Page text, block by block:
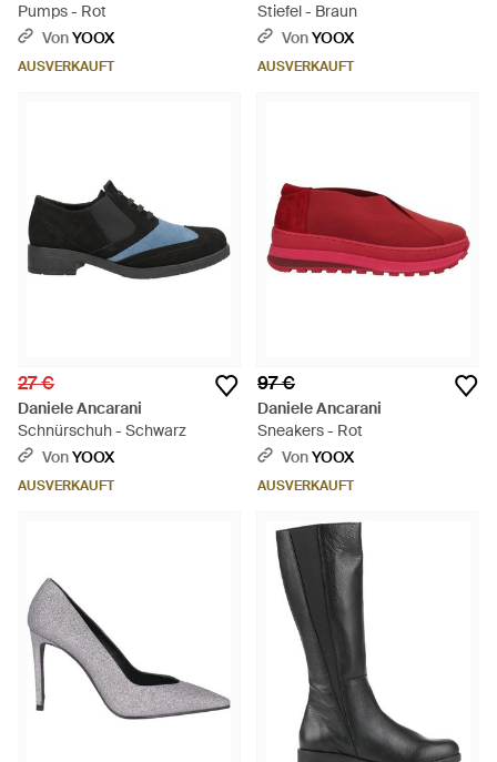
Pumps - Rot
VonYOOX
AUSVERKAUFT
Stiefel - Braun
VonYOOX
AUSVERKAUFT
27 €
Daniele Ancarani
Schnürschuh - Schwarz
VonYOOX
AUSVERKAUFT
97 €
Daniele Ancarani
Sneakers - Rot
VonYOOX
AUSVERKAUFT